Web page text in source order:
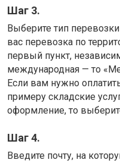
Шаг 3.
Выберите тип
вас перевозка по
первый пункт,
международная — то
Если вам нужно
примеру складские
оформление, то
Шаг 4.
Введите почту, на